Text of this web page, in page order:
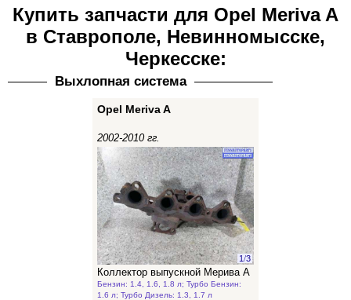
Купить запчасти для Opel Meriva A
в Ставрополе, Невинномысске,
Черкесске:
Выхлопная система
Opel Meriva A
2002-2010 гг.
1/3
Коллектор выпускной Мерива А
Бензин: 1.4, 1.6, 1.8 л; Турбо Бензин:
1.6 л; Турбо Дизель: 1.3, 1.7 л